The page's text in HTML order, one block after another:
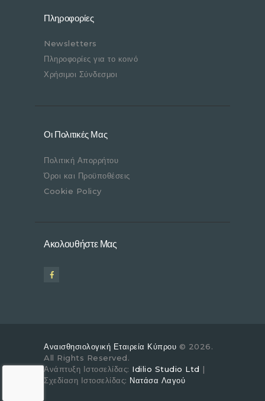
Πληροφορίες
Newsletters
Πληροφορίες για το κοινό
Χρήσιμοι Σύνδεσμοι
Οι Πολιτικές Μας
Πολιτική Απορρήτου
Όροι και Προϋποθέσεις
Cookie Policy
Ακολουθήστε Μας
Αναισθησιολογική Εταιρεία Κύπρου © 2026.
All Rights Reserved.
Ανάπτυξη Ιστοσελίδας: Idilio Studio Ltd |
Σχεδίαση Ιστοσελίδας: Νατάσα Λαγού